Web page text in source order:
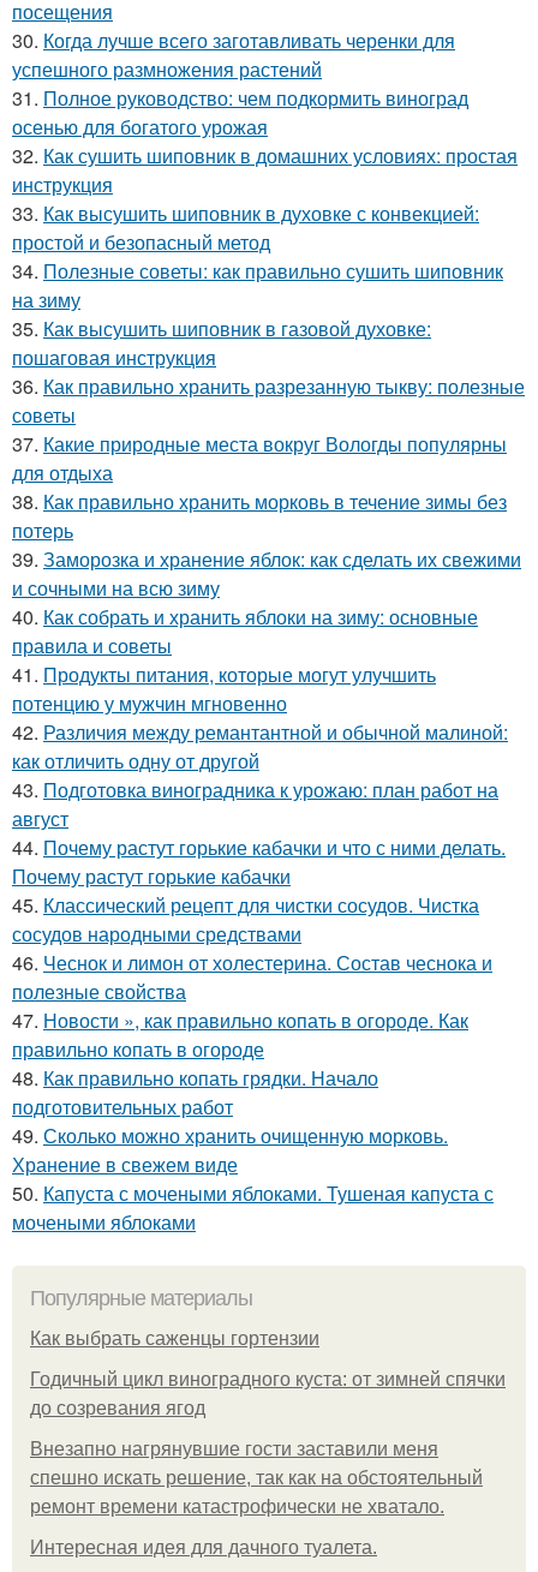
посещения
30. Когда лучше всего заготавливать черенки для
успешного размножения растений
31. Полное руководство: чем подкормить виноград
осенью для богатого урожая
32. Как сушить шиповник в домашних условиях: простая
инструкция
33. Как высушить шиповник в духовке с конвекцией:
простой и безопасный метод
34. Полезные советы: как правильно сушить шиповник
на зиму
35. Как высушить шиповник в газовой духовке:
пошаговая инструкция
36. Как правильно хранить разрезанную тыкву: полезные
советы
37. Какие природные места вокруг Вологды популярны
для отдыха
38. Как правильно хранить морковь в течение зимы без
потерь
39. Заморозка и хранение яблок: как сделать их свежими
и сочными на всю зиму
40. Как собрать и хранить яблоки на зиму: основные
правила и советы
41. Продукты питания, которые могут улучшить
потенцию у мужчин мгновенно
42. Различия между ремантантной и обычной малиной:
как отличить одну от другой
43. Подготовка виноградника к урожаю: план работ на
август
44. Почему растут горькие кабачки и что с ними делать.
Почему растут горькие кабачки
45. Классический рецепт для чистки сосудов. Чистка
сосудов народными средствами
46. Чеснок и лимон от холестерина. Состав чеснока и
полезные свойства
47. Новости », как правильно копать в огороде. Как
правильно копать в огороде
48. Как правильно копать грядки. Начало
подготовительных работ
49. Сколько можно хранить очищенную морковь.
Хранение в свежем виде
50. Капуста с мочеными яблоками. Тушеная капуста с
мочеными яблоками
Популярные материалы
Как выбрать саженцы гортензии
Годичный цикл виноградного куста: от зимней спячки
до созревания ягод
Внезапно нагрянувшие гости заставили меня
спешно искать решение, так как на обстоятельный
ремонт времени катастрофически не хватало.
Интересная идея для дачного туалета.